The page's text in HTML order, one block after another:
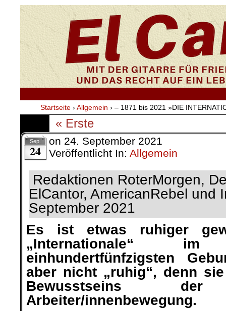
Startseite › Allgemein › – 1871 bis 2021 »DIE
« Erste
Sep.
24
on 24. September 2021
Veröffentlicht In: Allgemein
Redaktionen RoterMorgen,
ElCantor, AmericanRebel und
September 2021
Es ist etwas ruhiger
„Internationale“
einhundertfünfzigsten
aber nicht „ruhig“, denn
Bewusstseins der
Arbeiter/innenbewegung.